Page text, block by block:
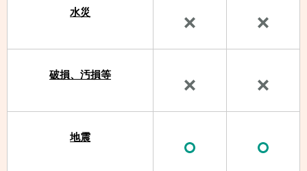
水災
破損、汚損等
地震